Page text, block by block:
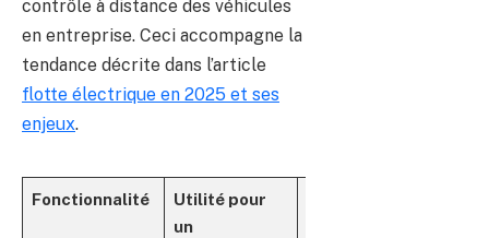
contrôle à distance des véhicules
en entreprise. Ceci accompagne la
tendance décrite dans l’article
flotte électrique en 2025 et ses
enjeux.
Fonctionnalité
Utilité pour
un